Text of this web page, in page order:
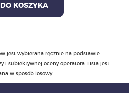
DO KOSZYKA
jest wybierana ręcznie na podstawie
i subiektywnej oceny operatora. Lista jest
w sposób losowy.